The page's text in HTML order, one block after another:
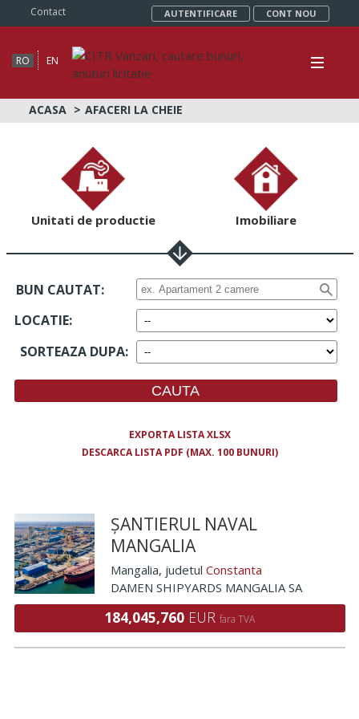
Contact AUTENTIFICARE CONT NOU
RO EN
ACASA AFACERI LA CHEIE
Unitati de productie Imobiliare
BUN CAUTAT:
LOCATIE:
SORTEAZA DUPA:
EXPORTA LISTA XLSX
DESCARCA LISTA PDF (MAX. 100 BUNURI)
ȘANTIERUL NAVAL
MANGALIA
Mangalia, judetul Constanta
DAMEN SHIPYARDS MANGALIA SA
184,045,760 EUR fara TVA